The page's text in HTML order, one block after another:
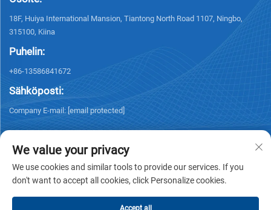
18F, Huiya International Mansion, Tiantong North Road 1107, Ningbo,
315100, Kiina
Puhelin:
+86-13586841672
Sähköposti:
Company E-mail: [email protected]
Tietosuojakäytäntö
We value your privacy
We use cookies and similar tools to provide our services. If you
don't want to accept all cookies, click Personalize cookies.
Accept all